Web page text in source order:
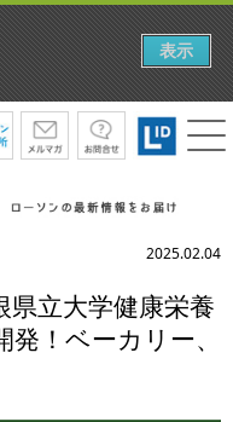
2025.02.04
県立大学健康栄養
！ベーカリー、
表示